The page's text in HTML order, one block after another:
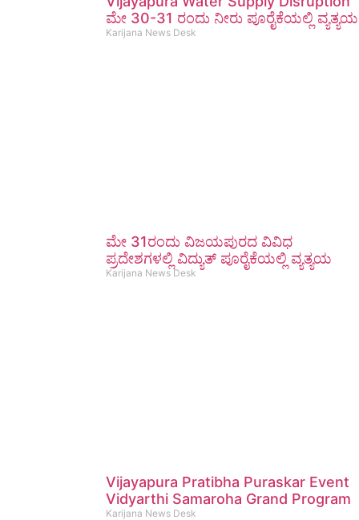
ಮೇ 30-31 ರಂದು ನೀರು ಪೂರೈಕೆಯಲ್ಲಿ ವ್ಯತ್ಯಯ
Karijana News Desk
ಮೇ 31ರಂದು ವಿಜಯಪುರದ ವಿವಿಧ
ಪ್ರದೇಶಗಳಲ್ಲಿ ವಿದ್ಯುತ್ ಪೂರೈಕೆಯಲ್ಲಿ ವ್ಯತ್ಯಯ
Karijana News Desk
Vijayapura Pratibha Puraskar Event
Vidyarthi Samaroha Grand Program
Karijana News Desk